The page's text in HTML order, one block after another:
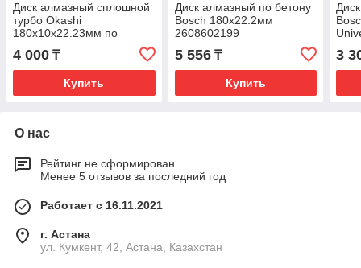
Диск алмазный сплошной
турбо Okashi
180х10х22.23мм по
керамике и плитке
4 000 ₸
Купить
Диск алмазный по бетону
Bosch 180х22.2мм
2608602199
5 556₸
Купить
3
О нас
Рейтинг не сформирован
Менее 5 отзывов за последний год
Работает с 16.11.2021
г. Астана
ул. Кумкент, 42, Астана, Казахстан